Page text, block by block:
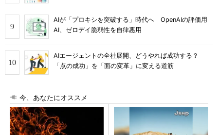
AIが「プロキシを突破する」時代へ OpenAIの評価用
AI、ゼロデイ脆弱性を自律悪用
AIエージェントの全社展開、どうやれば成功する？
「点の成功」を「面の変革」に変える道筋
今、あなたにオススメ